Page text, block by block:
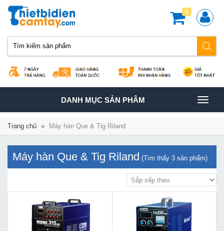
0
TOGGLE
NAVIGATION
DANH MỤC SẢN PHÂM
Trang chủ » Máy hàn Que & Tig Riland
Máy hàn Que & Tig Riland (Tìm thấy 3 sản phẩm)